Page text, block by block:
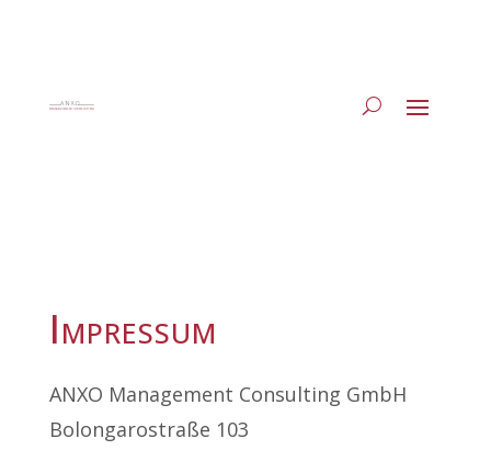
Impressum
ANXO Management Consulting GmbH
Bolongarostraße 103